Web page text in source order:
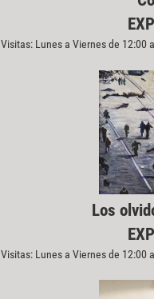
Visitas: Lunes a Viernes de 12:00
Los
Visitas: Lunes a Viernes de 12:00